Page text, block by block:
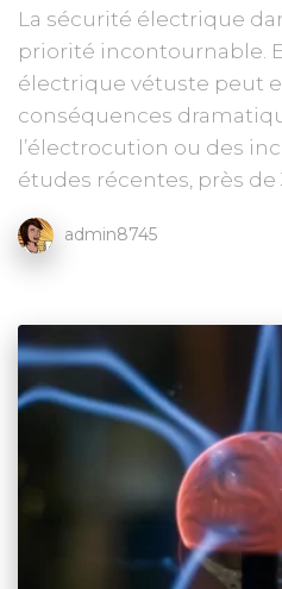
La sécurité électrique
priorité incontournable.
électrique vétuste peut
conséquences
l’électrocution ou des
études récentes, près de
admin8745